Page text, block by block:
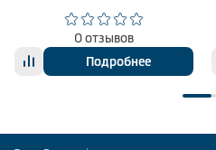
0 отзывов
Подробнее